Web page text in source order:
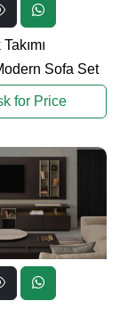
Sofa Set
for Price